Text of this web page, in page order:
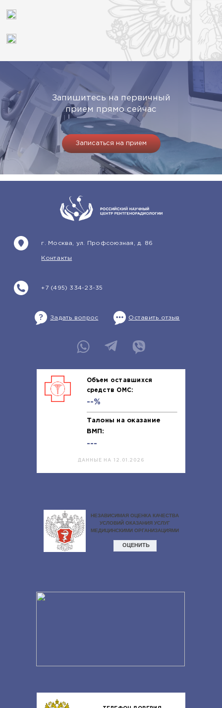
Запишитесь на первичный
прием прямо сейчас
Записаться на прием
+7 (495) 334-23-35
г. Москва, ул. Профсоюзная, д. 86
Контакты
Задать вопрос Оставить отзыв
Объем оставшихся
средств ОМС:
--%
Талоны на оказание
ВМП:
---
ДАННЫЕ НА 12.01.2026